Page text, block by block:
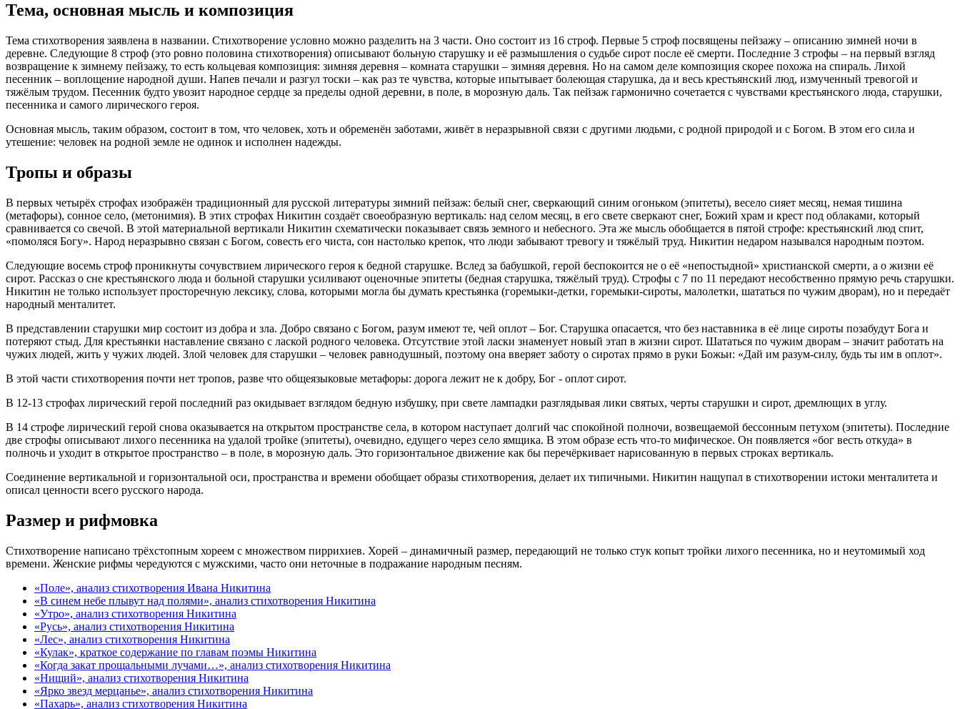
Тема, основная мысль и композиция
Тема стихотворения заявлена в названии. Стихотворение условно можно разделить на 3 части. Оно состоит из 16 строф. Первые 5 строф посвящены пейзажу – описанию зимней ночи в
деревне. Следующие 8 строф (это ровно половина стихотворения) описывают больную старушку и её размышления о судьбе сирот после её смерти. Последние 3 строфы – на первый взгляд
возвращение к зимнему пейзажу, то есть кольцевая композиция: зимняя деревня – комната старушки – зимняя деревня. Но на самом деле композиция скорее похожа на спираль. Лихой
песенник – воплощение народной души. Напев печали и разгул тоски – как раз те чувства, которые ипытывает болеющая старушка, да и весь крестьянский люд, измученный тревогой и
тяжёлым трудом. Песенник будто увозит народное сердце за пределы одной деревни, в поле, в морозную даль. Так пейзаж гармонично сочетается с чувствами крестьянского люда, старушки,
песенника и самого лирического героя.
Основная мысль, таким образом, состоит в том, что человек, хоть и обременён заботами, живёт в неразрывной связи с другими людьми, с родной природой и с Богом. В этом его сила и
утешение: человек на родной земле не одинок и исполнен надежды.
Тропы и образы
В первых четырёх строфах изображён традиционный для русской литературы зимний пейзаж: белый снег, сверкающий синим огоньком (эпитеты), весело сияет месяц, немая тишина
(метафоры), сонное село, (метонимия). В этих строфах Никитин создаёт своеобразную вертикаль: над селом месяц, в его свете сверкают снег, Божий храм и крест под облаками, который
сравнивается со свечой. В этой материальной вертикали Никитин схематически показывает связь земного и небесного. Эта же мысль обобщается в пятой строфе: крестьянский люд спит,
«помоляся Богу». Народ неразрывно связан с Богом, совесть его чиста, сон настолько крепок, что люди забывают тревогу и тяжёлый труд. Никитин недаром назывался народным поэтом.
Следующие восемь строф проникнуты сочувствием лирического героя к бедной старушке. Вслед за бабушкой, герой беспокоится не о её «непостыдной» христианской смерти, а о жизни её
сирот. Рассказ о сне крестьянского люда и больной старушки усиливают оценочные эпитеты (бедная старушка, тяжёлый труд). Строфы с 7 по 11 передают несобственно прямую речь старушки.
Никитин не только использует просторечную лексику, слова, которыми могла бы думать крестьянка (горемыки-детки, горемыки-сироты, малолетки, шататься по чужим дворам), но и передаёт
народный менталитет.
В представлении старушки мир состоит из добра и зла. Добро связано с Богом, разум имеют те, чей оплот – Бог. Старушка опасается, что без наставника в её лице сироты позабудут Бога и
потеряют стыд. Для крестьянки наставление связано с лаской родного человека. Отсутствие этой ласки знаменует новый этап в жизни сирот. Шататься по чужим дворам – значит работать на
чужих людей, жить у чужих людей. Злой человек для старушки – человек равнодушный, поэтому она вверяет заботу о сиротах прямо в руки Божьи: «Дай им разум-силу, будь ты им в оплот».
В этой части стихотворения почти нет тропов, разве что общеязыковые метафоры: дорога лежит не к добру, Бог - оплот сирот.
В 12-13 строфах лирический герой последний раз окидывает взглядом бедную избушку, при свете лампадки разглядывая лики святых, черты старушки и сирот, дремлющих в углу.
В 14 строфе лирический герой снова оказывается на открытом пространстве села, в котором наступает долгий час спокойной полночи, возвещаемой бессонным петухом (эпитеты). Последние
две строфы описывают лихого песенника на удалой тройке (эпитеты), очевидно, едущего через село ямщика. В этом образе есть что-то мифическое. Он появляется «бог весть откуда» в
полночь и уходит в открытое пространство – в поле, в морозную даль. Это горизонтальное движение как бы перечёркивает нарисованную в первых строках вертикаль.
Соединение вертикальной и горизонтальной оси, пространства и времени обобщает образы стихотворения, делает их типичными. Никитин нащупал в стихотворении истоки менталитета и
описал ценности всего русского народа.
Размер и рифмовка
Стихотворение написано трёхстопным хореем с множеством пиррихиев. Хорей – динамичный размер, передающий не только стук копыт тройки лихого песенника, но и неутомимый ход
времени. Женские рифмы чередуются с мужскими, часто они неточные в подражание народным песням.
«Поле», анализ стихотворения Ивана Никитина
«В синем небе плывут над полями», анализ стихотворения Никитина
«Утро», анализ стихотворения Никитина
«Русь», анализ стихотворения Никитина
«Лес», анализ стихотворения Никитина
«Кулак», краткое содержание по главам поэмы Никитина
«Когда закат прощальными лучами…», анализ стихотворения Никитина
«Нищий», анализ стихотворения Никитина
«Ярко звезд мерцанье», анализ стихотворения Никитина
«Пахарь», анализ стихотворения Никитина